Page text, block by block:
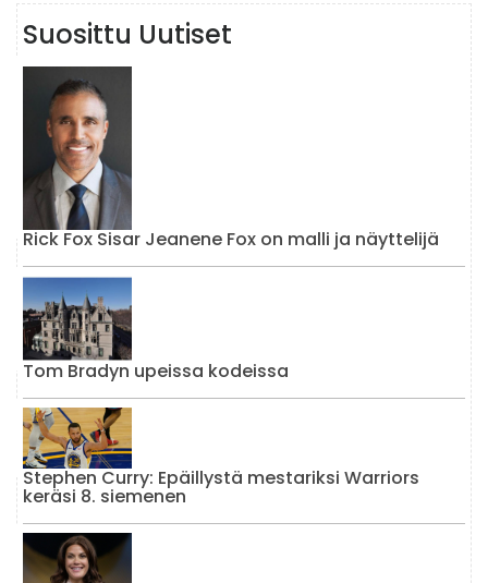
Suosittu Uutiset
Rick Fox Sisar Jeanene Fox on malli ja näyttelijä
Tom Bradyn upeissa kodeissa
Stephen Curry: Epäillystä mestariksi Warriors
keräsi 8. siemenen